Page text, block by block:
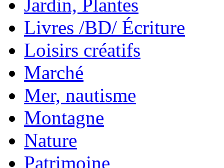
Jardin, Plantes
Livres /BD/ Écriture
Loisirs créatifs
Marché
Mer, nautisme
Montagne
Nature
Patrimoine